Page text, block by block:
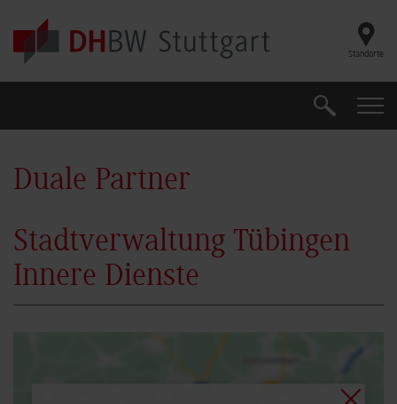
Skip to main content
Standorte
Suche
Duale Partner
Stadtverwaltung Tübingen
Innere Dienste